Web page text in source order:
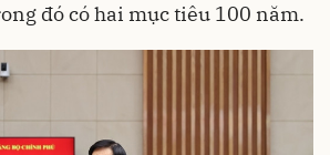
đó có hai mục tiêu 100 năm.